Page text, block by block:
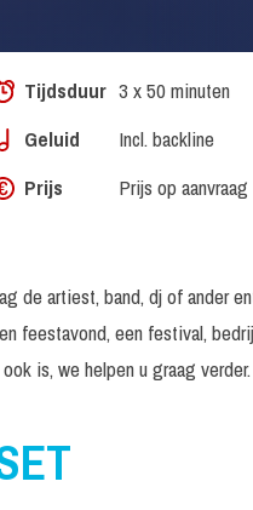
Tijdsduur 3 x 50 minuten
Geluid
Incl. backline
Prijs
Prijs op aanvraag
de artiest, band, dj of ander
feestavond, een festival,
is, we helpen u graag